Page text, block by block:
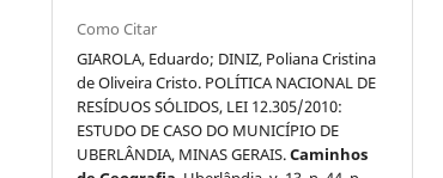
Como Citar
GIAROLA, Eduardo; DINIZ, Poliana Cristina
de Oliveira Cristo. POLÍTICA NACIONAL DE
RESÍDUOS SÓLIDOS, LEI 12.305/2010:
ESTUDO DE CASO DO MUNICÍPIO DE
UBERLÂNDIA, MINAS GERAIS.Caminhos